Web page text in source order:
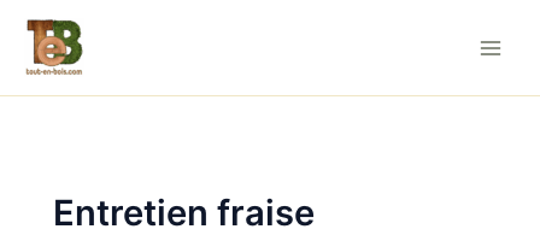
contenu
Entretien fraise